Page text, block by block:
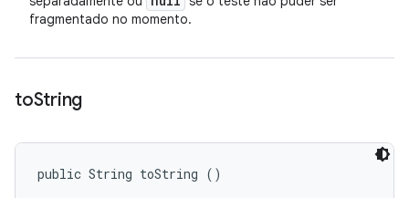
fragmentado no momento.
toString
public String toString ()